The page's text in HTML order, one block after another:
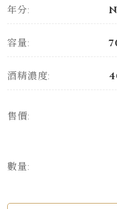
年分:
容量:
酒精濃度:
售價:
數量: